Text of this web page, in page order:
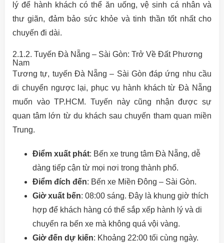
lý để hành khách có thể ăn uống, vệ sinh cá nhân và
thư giãn, đảm bảo sức khỏe và tinh thần tốt nhất cho
chuyến đi dài.
2.1.2. Tuyến Đà Nẵng – Sài Gòn: Trở Về Đất Phương
Nam
Tương tự, tuyến Đà Nẵng – Sài Gòn đáp ứng nhu cầu
di chuyển ngược lại, phục vụ hành khách từ Đà Nẵng
muốn vào TP.HCM. Tuyến này cũng nhận được sự
quan tâm lớn từ du khách sau chuyến tham quan miền
Trung.
Điểm xuất phát: Bến xe trung tâm Đà Nẵng, dễ
dàng tiếp cận từ mọi nơi trong thành phố.
Điểm đích đến: Bến xe Miền Đông – Sài Gòn.
Giờ xuất bến: 08:00 sáng. Đây là khung giờ thích
hợp để khách hàng có thể sắp xếp hành lý và di
chuyển ra bến xe mà không quá vội vàng.
Giờ đến dự kiến: Khoảng 22:00 tối cùng ngày.